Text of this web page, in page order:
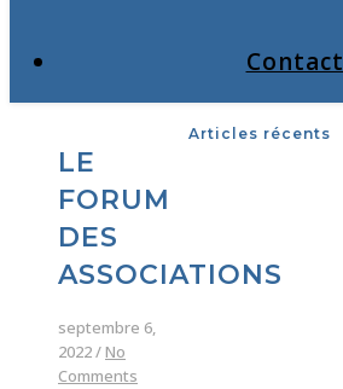
Contact
LE
FORUM
DES
ASSOCIATIONS
septembre 6,
2022/No
Comments
Articles récents